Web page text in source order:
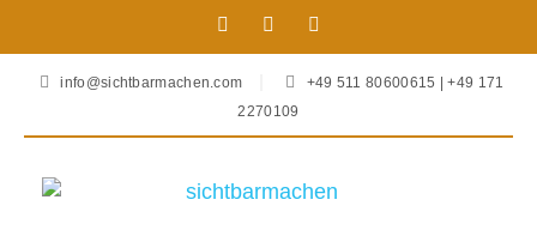
info@sichtbarmachen.com
+49 511 80600615 | +49 171
2270109